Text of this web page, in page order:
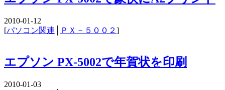
2010-01-12
[パソコン関連 ＰＸ－５００２ ]
エプソン PX-5002で年賀状を印刷
2010-01-03